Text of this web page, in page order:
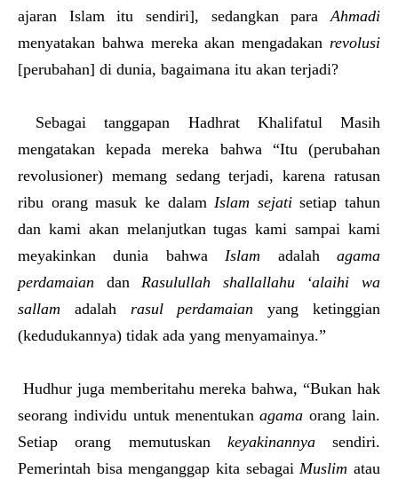
ajaran Islam itu sendiri], sedangkan paraAhmadi
menyatakan bahwa mereka akan mengadakan revolusi
[perubahan] di dunia, bagaimana itu akan terjadi?
Sebagai tanggapan Hadhrat Khalifatul Masih
mengatakan kepada mereka bahwa “Itu (perubahan
revolusioner) memang sedang terjadi, karena ratusan
ribu orang masuk ke dalamIslam sejatisetiap tahun
dan kami akan melanjutkan tugas kami sampai kami
meyakinkan dunia bahwaIslam adalahagama
perdamaian danRasulullah
shallallahu ‘alaihi wa
sallam adalah rasul perdamaian yang ketinggian
(kedudukannya) tidak ada yang menyamainya.”
Hudhur juga memberitahu mereka bahwa, “Bukan hak
seorang individu untuk menentukanagama orang lain.
Setiap orang memutuskan keyakinannyasendiri.
Pemerintah bisa menganggap kita sebagaiMuslim atau